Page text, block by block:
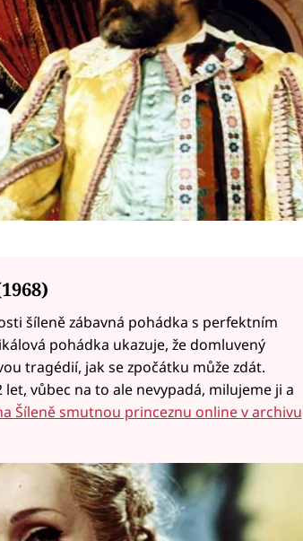
šíleně zábavná pohádka s perfektním
pohádka ukazuje, že domluvený
tragédií, jak se zpočátku může zdát.
vůbec na to ale nevypadá, milujeme ji a
Šíleně smutnou princeznu online v archivu